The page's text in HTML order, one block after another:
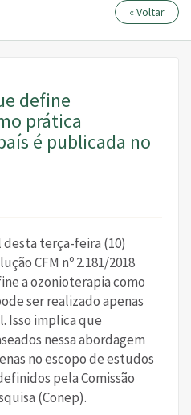
« Voltar
define
prática
é publicada no
desta terça-feira (10)
CFM nº 2.181/2018
a ozonioterapia como
ser realizado apenas
Isso implica que
nessa abordagem
no escopo de estudos
pela Comissão
(Conep).